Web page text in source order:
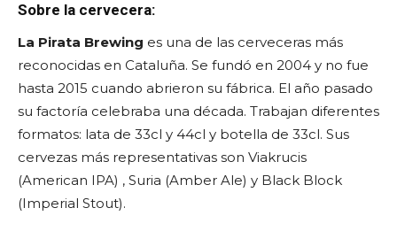
Sobre la cervecera:
La Pirata Brewing es una de las cerveceras más
reconocidas en Cataluña. Se fundó en 2004 y no fue
hasta 2015 cuando abrieron su fábrica. El año pasado
su factoría celebraba una década. Trabajan diferentes
formatos: lata de 33cl y 44cl y botella de 33cl. Sus
cervezas más representativas son Viakrucis
(American IPA) , Suria (Amber Ale) y Black Block
(Imperial Stout).